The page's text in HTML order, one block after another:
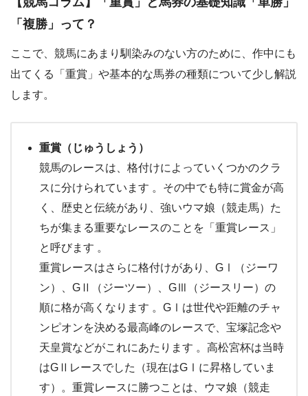
「複勝」って？
ここで、競馬にあまり馴染みのない方のために、作中にも
出てくる「重賞」や基本的な馬券の種類について少し解説
します。
重賞（じゅうしょう）
競馬のレースは、格付けによっていくつかのクラ
スに分けられています 。その中でも特に賞金が高
く、歴史と伝統があり、強いウマ娘（競走馬）た
ちが集まる重要なレースのことを「重賞レース」
と呼びます 。
重賞レースはさらに格付けがあり、GⅠ（ジーワ
ン）、GⅡ（ジーツー）、GⅢ（ジースリー）の
順に格が高くなります 。GⅠは世代や距離のチャ
ンピオンを決める最高峰のレースで、宝塚記念や
天皇賞などがこれにあたります 。高松宮杯は当時
はGⅡレースでした（現在はGⅠに昇格していま
す）。重賞レースに勝つことは、ウマ娘（競走